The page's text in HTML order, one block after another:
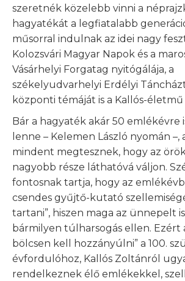
szeretnék közelebb vinni a
hagyatékát a legfiatalabb
műsorral indulnak az idei nagy
Kolozsvári Magyar Napok és a
Vásárhelyi Forgatag nyitógálája, a
székelyudvarhelyi Erdélyi
központi témáját is a Kallós-
Bár a hagyaték akár 50 emlékévre
lenne – Kelemen László nyomán –,
mindent megtesznek, hogy az
nagyobb része láthatóvá váljon.
fontosnak tartja, hogy az
csendes gyűjtő-kutató
tartani”, hiszen maga az ünnepelt
bármilyen túlharsogás ellen. Ezért
bölcsen kell hozzányúlni” a 100.
évfordulóhoz, Kallós Zoltánról
rendelkeznek élő emlékekkel,